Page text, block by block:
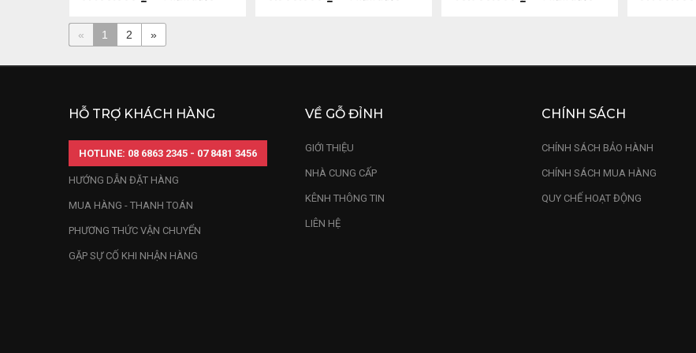
« 1 2 »
HỖ TRỢ KHÁCH HÀNG
HOTLINE: 08 6863 2345 - 07 8481 3456
HƯỚNG DẪN ĐẶT HÀNG
MUA HÀNG - THANH TOÁN
PHƯƠNG THỨC VẬN CHUYỂN
GẶP SỰ CỐ KHI NHẬN HÀNG
VỀ GỖ ĐỈNH
GIỚI THIỆU
NHÀ CUNG CẤP
KÊNH THÔNG TIN
LIÊN HỆ
CHÍNH SÁCH
CHÍNH SÁCH BẢO HÀNH
CHÍNH SÁCH MUA HÀNG
QUY CHẾ HOẠT ĐỘNG